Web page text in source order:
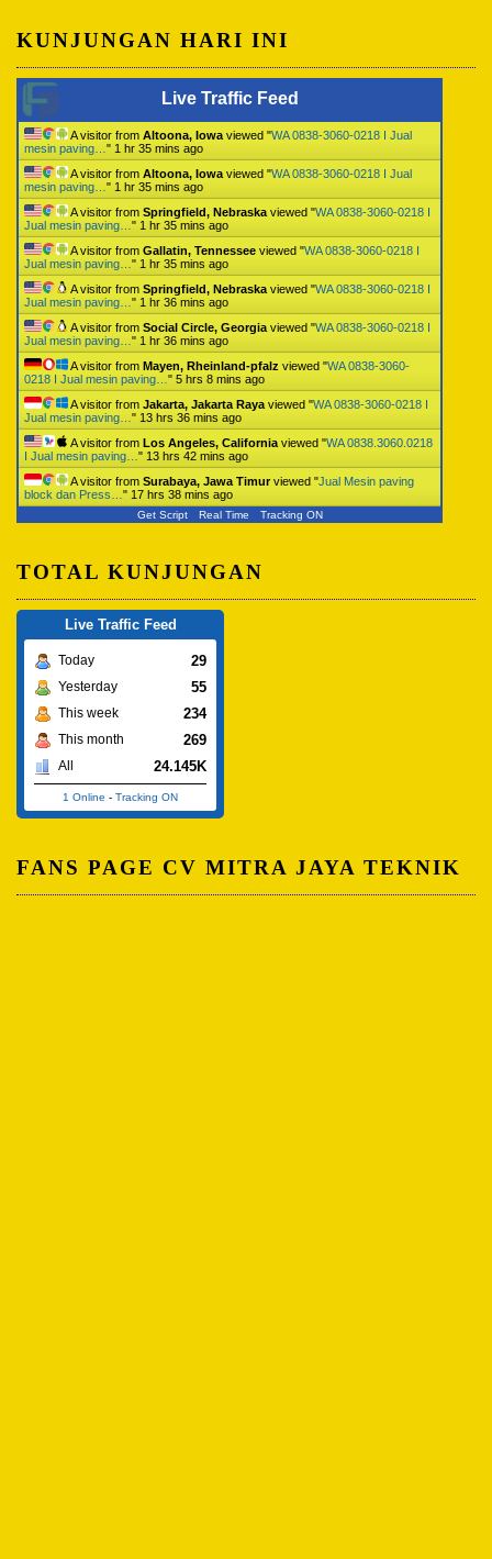
KUNJUNGAN HARI INI
Live Traffic Feed
A visitor from Altoona, Iowa viewed "WA 0838-3060-0218 I Jual
mesin paving… " 1 hr 35 mins ago
A visitor from Altoona, Iowa viewed "WA 0838-3060-0218 I Jual
mesin paving… " 1 hr 35 mins ago
A visitor from Springfield, Nebraska viewed "WA 0838-3060-0218 I
Jual mesin paving… " 1 hr 35 mins ago
A visitor from Gallatin, Tennessee viewed "WA 0838-3060-0218 I
Jual mesin paving… " 1 hr 35 mins ago
A visitor from Springfield, Nebraska viewed "WA 0838-3060-0218 I
Jual mesin paving… " 1 hr 36 mins ago
A visitor from Social Circle, Georgia viewed "WA 0838-3060-0218 I
Jual mesin paving… " 1 hr 36 mins ago
A visitor from Mayen, Rheinland-pfalz viewed "WA 0838-3060-
0218 I Jual mesin paving… " 5 hrs 8 mins ago
A visitor from Jakarta, Jakarta Raya viewed "WA 0838-3060-0218 I
Jual mesin paving… " 13 hrs 36 mins ago
A visitor from Los Angeles, California viewed "WA 0838.3060.0218
I Jual mesin paving… " 13 hrs 42 mins ago
A visitor from Surabaya, Jawa Timurviewed "Jual Mesin paving
block dan Press… " 17 hrs 38 mins ago
Get Script Real Time Tracking ON
TOTAL KUNJUNGAN
Live Traffic Feed
Today 29
Yesterday 55
This week 234
This month 269
All 24.145K
1 Online - Tracking ON
FANS PAGE CV MITRA JAYA TEKNIK